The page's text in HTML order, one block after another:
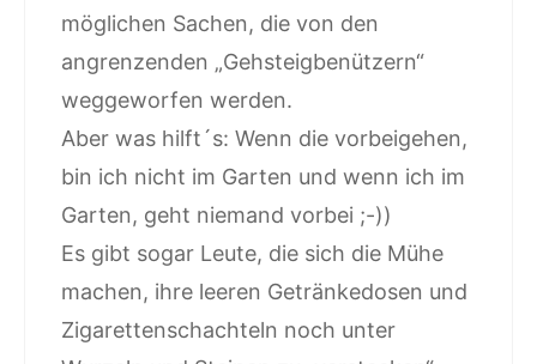
möglichen Sachen, die von den
angrenzenden „Gehsteigbenützern“
weggeworfen werden.
Aber was hilft´s: Wenn die vorbeigehen,
bin ich nicht im Garten und wenn ich im
Garten, geht niemand vorbei ;-))
Es gibt sogar Leute, die sich die Mühe
machen, ihre leeren Getränkedosen und
Zigarettenschachteln noch unter